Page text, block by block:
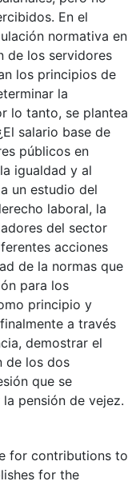
En el
normativa en
de los servidores
los principios de
la
lo tanto, se plantea
salario base de
públicos en
igualdad y al
un estudio del
laboral, la
del sector
acciones
de la normas que
para los
principio y
a través
demostrar el
de los dos
que se
pensión de vejez.
for contributions to
for the